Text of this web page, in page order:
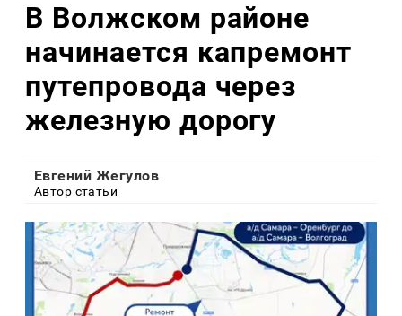
В Волжском районе
начинается капремонт
путепровода через
железную дорогу
Евгений Жегулов
Автор статьи